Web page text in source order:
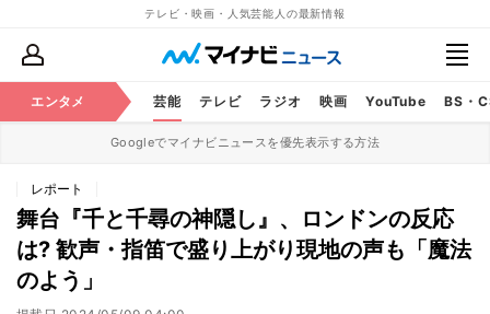
テレビ・映画・人気芸能人の最新情報
エンタメ 芸能 テレビ ラジオ 映画 YouTube BS・
Googleでマイナビニュースを優先表示する方法
レポート
舞台『千と千尋の神隠し』、ロンドンの反応
は? 歓声・指笛で盛り上がり現地の声も「魔法
のよう」